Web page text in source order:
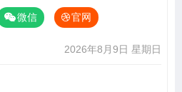
微信 官网
2026年8月9日 星期日